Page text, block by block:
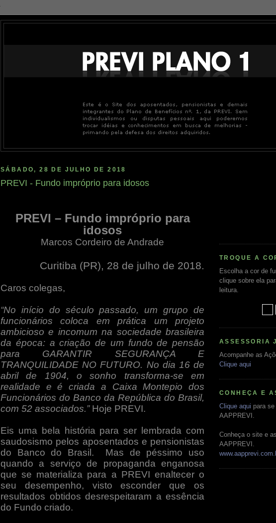
SÁBADO, 28 DE JULHO DE 2018
PREVI - Fundo impróprio para idosos
PREVI – Fundo impróprio para
idosos
Marcos Cordeiro de Andrade
Curitiba (PR), 28 de julho de 2018.
Caros colegas,
“No início do século passado, um grupo de
funcionários coloca em prática um projeto
ambicioso e incomum na sociedade brasileira
da época: a criação de um fundo de pensão
para GARANTIR SEGURANÇA E
TRANQUILIDADE NO FUTURO. No dia 16 de
abril de 1904, o sonho transforma-se em
realidade e é criada a Caixa Montepio dos
Funcionários do Banco da República do Brasil,
com 52 associados.” Hoje PREVI.
Eis uma bela história para ser lembrada com
saudosismo pelos aposentados e pensionistas
do Banco do Brasil.
Mas de péssimo uso
quando a serviço de propaganda enganosa
que se materializa para a PREVI enaltecer o
seu desempenho, visto esconder que os
resultados obtidos desrespeitaram a essência
do Fundo criado.
TROQUE A
Escolha a cor de
clique sobre ela
leitura.
ASSESSORIA
Acompanhe as
Clique aqui
CONHEÇA E
Clique aqui para
AAPPREVI.
Conheça o site e
AAPPREVI.